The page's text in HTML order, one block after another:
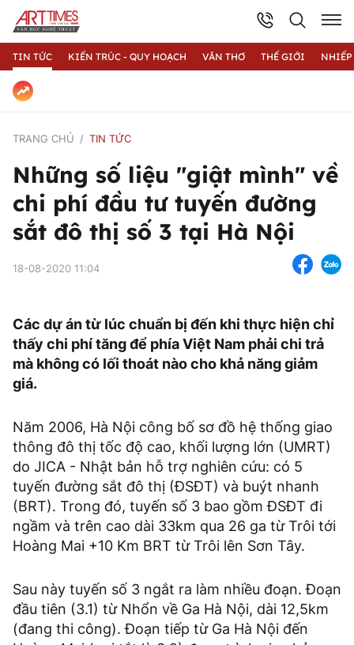
TIN TỨC KIẾN TRÚC - QUY HOẠCH VĂN THƠ THẾ GIỚI
TRANG CHỦ TIN TỨC
Những số liệu "giật mình" về
chi phí đầu tư tuyến đường
sắt đô thị số 3 tại Hà Nội
18-08-2020 11:04
Các dự án từ lúc chuẩn bị đến khi thực hiện chỉ
thấy chi phí tăng để phía Việt Nam phải chi trả
mà không có lối thoát nào cho khả năng giảm
giá.
Năm 2006, Hà Nội công bố sơ đồ hệ thống giao
thông đô thị tốc độ cao, khối lượng lớn (UMRT)
do JICA - Nhật bản hỗ trợ nghiên cứu: có 5
tuyến đường sắt đô thị (ĐSĐT) và buýt nhanh
(BRT). Trong đó, tuyến số 3 bao gồm ĐSĐT đi
ngầm và trên cao dài 33km qua 26 ga từ Trôi tới
Hoàng Mai +10 Km BRT từ Trôi lên Sơn Tây.
Sau này tuyến số 3 ngắt ra làm nhiều đoạn. Đoạn
đầu tiên (3.1) từ Nhổn về Ga Hà Nội, dài 12,5km
(đang thi công). Đoạn tiếp từ Ga Hà Nội đến